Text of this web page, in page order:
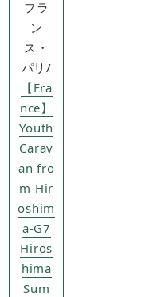
フラ
ン
ス・
パリ/
【Fra
nce】
Youth
Carav
an fro
m Hir
oshim
a-G7
Hiros
hima
Sum